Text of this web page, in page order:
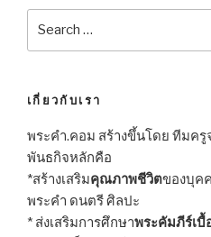
เกี่ยวกับเรา
พระคำ.คอม สร้างขึ้นโดย ทีม
พันธกิจหลักคือ
*สร้างเสริมคุณภาพชีวิตของบุค
พระคำ ดนตรี ศิลปะ
* ส่งเสริมการศึกษาพระคัมภีร์เบื้